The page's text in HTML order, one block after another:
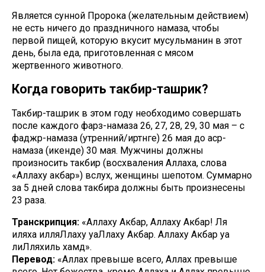
Является сунной Пророка (желательным действием)
не есть ничего до праздничного намаза, чтобы
первой пищей, которую вкусит мусульманин в этот
день, была еда, приготовленная с мясом
жертвенного животного.
Когда говорить такбир-ташрик?
Такбир-ташрик в этом году необходимо совершать
после каждого фарз-намаза 26, 27, 28, 29, 30 мая – с
фаджр-намаза (утренний/иртәнге) 26 мая до аср-
намаза (икенде) 30 мая. Мужчины должны
произносить такбир (восхваления Аллаха, слова
«Аллаху акбар») вслух, женщины шепотом. Суммарно
за 5 дней слова такбира должны быть произнесены
23 раза.
Транскрипция: «Аллаху Акбар, Аллаху Акбар! Ля
иляха илляЛлаху уаЛлаху Акбар. Аллаху Акбар уа
лиЛляхиль хамд».
Перевод: «Аллах превыше всего, Аллах превыше